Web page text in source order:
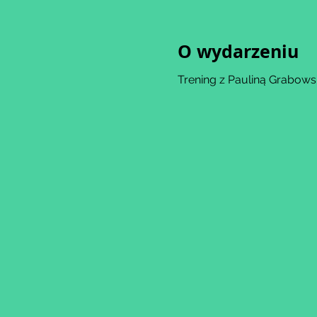
O wydarzeniu
Trening z Pauliną